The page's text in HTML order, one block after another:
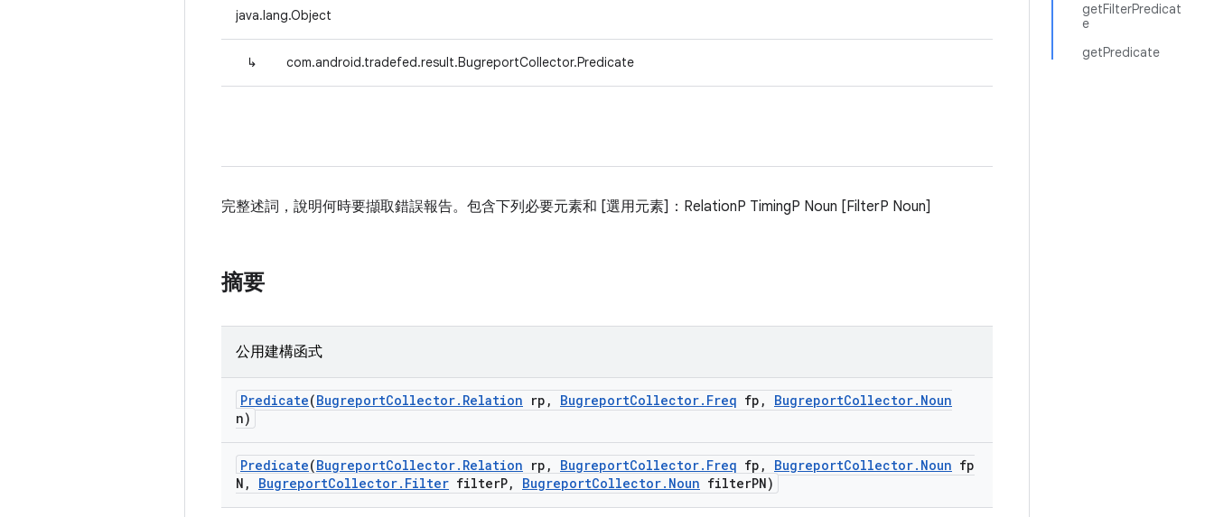
getFilterPredicat
e
getPredicate
java.lang.Object
↳ com.android.tradefed.result.BugreportCollector.Predicate
完整述詞，說明何時要擷取錯誤報告。包含下列必要元素和 [選用元素]：RelationP TimingP Noun [FilterP Noun]
摘要
公用建構函式
Predicate(BugreportCollector. Relation rp , BugreportCollector. Freq fp , BugreportCollector. Noun
n)
Predicate(BugreportCollector. Relation rp , BugreportCollector. Freq fp , BugreportCollector. Noun fp
N , BugreportCollector. Filter filterP, BugreportCollector. Noun filterPN)